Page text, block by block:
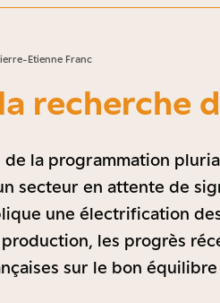
Etienne Franc
la recherche
de la programmation
secteur en attente de
une électrification
les progrès
sur le bon